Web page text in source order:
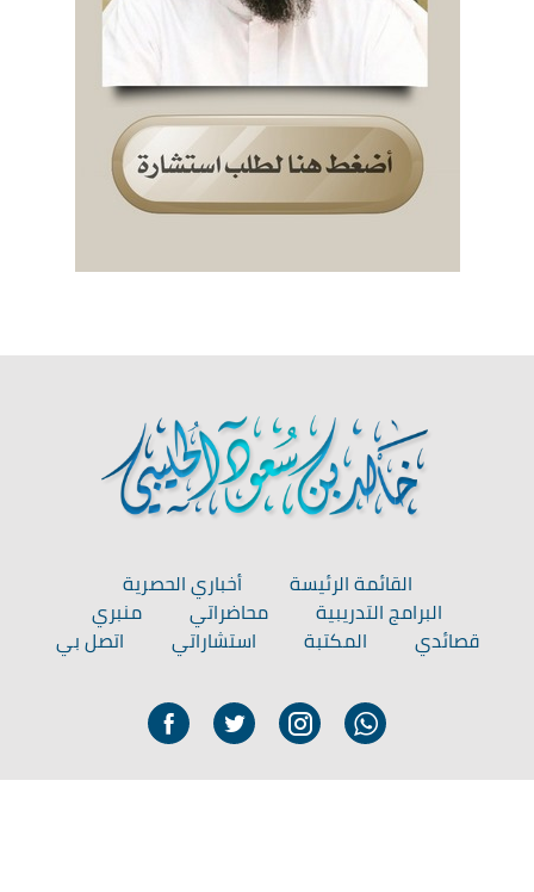
القائمة الرئيسة
أخباري الحصرية
البرامج التدريبية
محاضراتي
منبري
قصائدي
المكتبة استشاراتي اتصل بي